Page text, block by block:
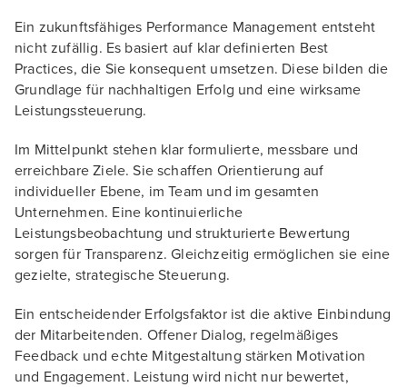
Ein zukunftsfähiges Performance Management entsteht
nicht zufällig. Es basiert auf klar definierten Best
Practices, die Sie konsequent umsetzen. Diese bilden die
Grundlage für nachhaltigen Erfolg und eine wirksame
Leistungssteuerung.
Im Mittelpunkt stehen klar formulierte, messbare und
erreichbare Ziele. Sie schaffen Orientierung auf
individueller Ebene, im Team und im gesamten
Unternehmen. Eine kontinuierliche
Leistungsbeobachtung und strukturierte Bewertung
sorgen für Transparenz. Gleichzeitig ermöglichen sie eine
gezielte, strategische Steuerung.
Ein entscheidender Erfolgsfaktor ist die aktive Einbindung
der Mitarbeitenden. Offener Dialog, regelmäßiges
Feedback und echte Mitgestaltung stärken Motivation
und Engagement. Leistung wird nicht nur bewertet,